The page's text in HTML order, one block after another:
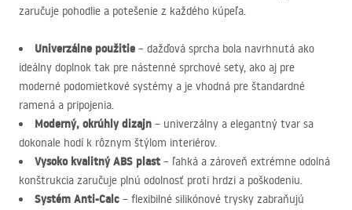
zaručuje pohodlie a potešenie z každého kúpeľa.
Univerzálne použitie – dažďová sprcha bola navrhnutá ako
ideálny doplnok tak pre nástenné sprchové sety, ako aj pre
moderné podomietkové systémy a je vhodná pre štandardné
ramená a pripojenia.
Moderný, okrúhly dizajn – univerzálny a elegantný tvar sa
dokonale hodí k rôznym štýlom interiérov.
Vysoko kvalitnýABS plast – ľahká a zároveň extrémne odolná
konštrukcia zaručuje plnú odolnosť proti hrdzi a poškodeniu.
Systém Anti-Calc – flexibilné silikónové trysky zabraňujú